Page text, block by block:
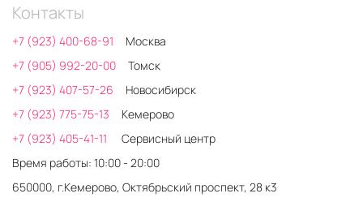
Контакты
+7 (923) 400-68-91
Москва
+7 (905) 992-20-00
Томск
+7 (923) 407-57-26
Новосибирск
+7 (923) 775-75-13
Кемерово
+7 (923) 405-41-11
Сервисный центр
Время работы: 10:00 - 20:00
650000, г.Кемерово, Октябрьский проспект, 28 к3